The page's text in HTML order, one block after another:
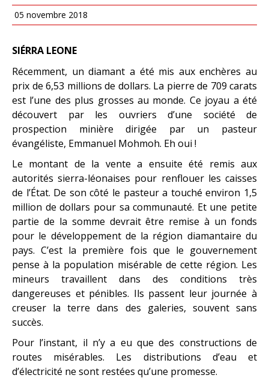
05 novembre 2018
SIÉRRA LEONE
Récemment, un diamant a été mis aux enchères au
prix de 6,53 millions de dollars. La pierre de 709 carats
est l’une des plus grosses au monde. Ce joyau a été
découvert par les ouvriers d’une société de
prospection minière dirigée par un pasteur
évangéliste, Emmanuel Mohmoh. Eh oui !
Le montant de la vente a ensuite été remis aux
autorités sierra-léonaises pour renflouer les caisses
de l’État. De son côté le pasteur a touché environ 1,5
million de dollars pour sa communauté. Et une petite
partie de la somme devrait être remise à un fonds
pour le développement de la région diamantaire du
pays. C’est la première fois que le gouvernement
pense à la population misérable de cette région. Les
mineurs travaillent dans des conditions très
dangereuses et pénibles. Ils passent leur journée à
creuser la terre dans des galeries, souvent sans
succès.
Pour l’instant, il n’y a eu que des constructions de
routes misérables. Les distributions d’eau et
d’électricité ne sont restées qu’une promesse.